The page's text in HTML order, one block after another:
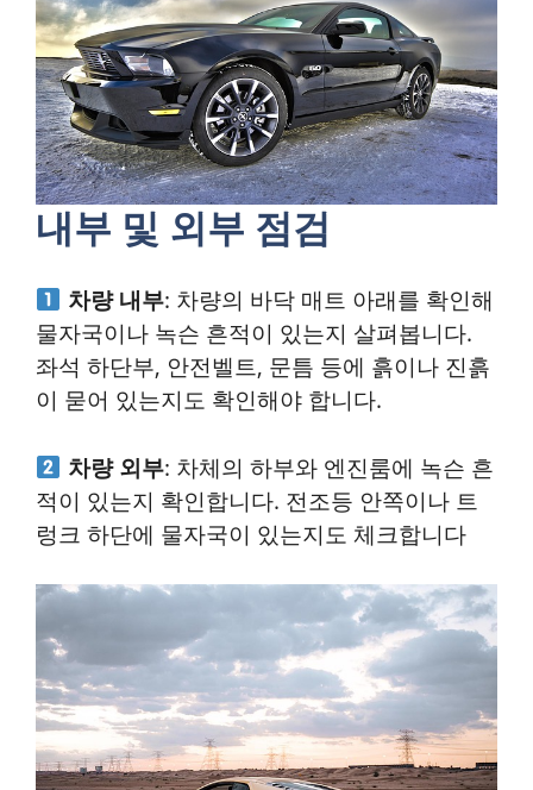
내부 및 외부 점검
차량 내부: 차량의 바닥 매트 아래를 확인해
물자국이나 녹슨 흔적이 있는지 살펴봅니다.
좌석 하단부, 안전벨트, 문틈 등에 흙이나 진흙
이 묻어 있는지도 확인해야 합니다.
차량 외부: 차체의 하부와 엔진룸에 녹슨 흔
적이 있는지 확인합니다. 전조등 안쪽이나 트
렁크 하단에 물자국이 있는지도 체크합니다